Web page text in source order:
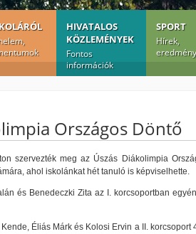
HIVATALOS
KÖZLEMÉNYEK
Fontos
információk
SPORT
Hírek,
Országos Döntő
szervezték meg az Úszás Diákolimpia
ahol iskolánkat hét tanuló is képviselhette.
és Benedeczki Zita az I. korcsoportban
Éliás Márk és Kolosi Ervin a II.